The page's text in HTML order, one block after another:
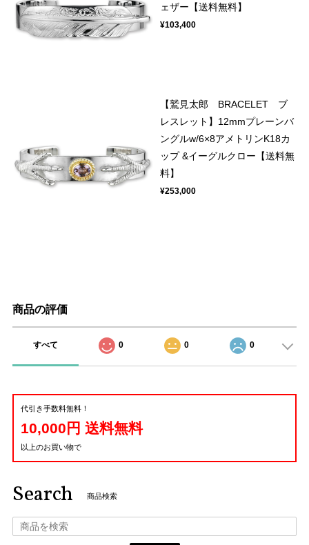
ェザー【送料無料】
¥103,400
【鷲見太郎 BRACELET ブ
レスレット】12mmプレーンバ
ングルw/6×8アメトリンK18カ
ップ &イーグルクロー【送料無
料】
¥253,000
商品の評価
すべて 0 0 0
代引き手数料無料！
10,000円 送料無料
以上のお買い物で
Search 商品検索